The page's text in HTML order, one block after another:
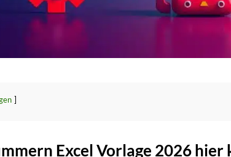
Excel Vorlage 2026 hier